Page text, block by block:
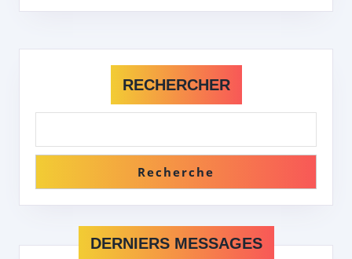
RECHERCHER
Recherche
DERNIERS MESSAGES